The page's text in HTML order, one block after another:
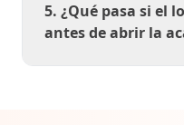
5. ¿Qué pasa si el
antes de abrir la